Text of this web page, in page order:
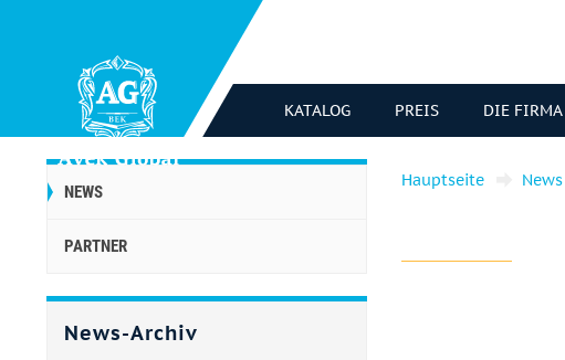
KATALOG PREIS DIE FIRMA
NEWS
PARTNER
News-Archiv
Hauptseite News